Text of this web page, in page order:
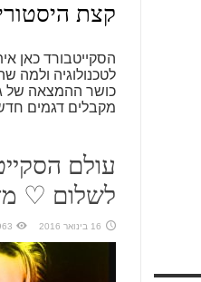
קצת
לטכנולוגיה ולמה
כושר ההמצאה של
מקבלים דגמים
עולם
לשלום ♡
16 בינואר 2016